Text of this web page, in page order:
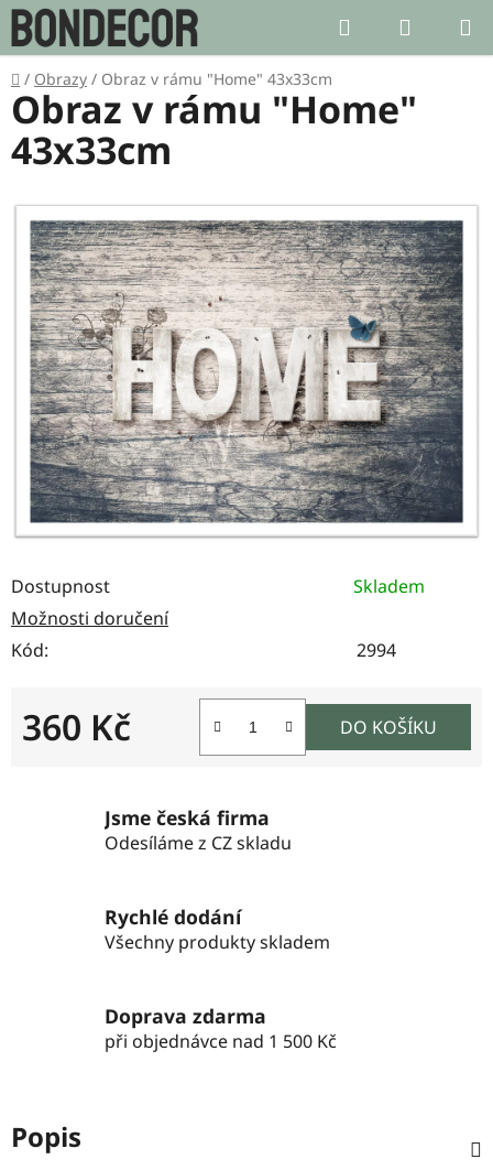
Přejít
na
obsah
Hledat
KOŠÍK
Domů
/ Obrazy / Obraz v rámu "Home" 43x33cm
Dostupnost
Skladem
Možnosti doručení
Kód:
2994
360 Kč DO KOŠÍKU
Obraz v rámu "Home"
43x33cm
Jsme česká firma
Odesíláme z CZ skladu
Rychlé dodání
Všechny produkty skladem
Doprava zdarma
při objednávce nad 1 500 Kč
Popis